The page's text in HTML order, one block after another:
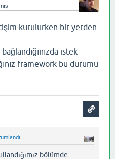
kurulurken bir yerden
istek
framework bu durumu
bölümde